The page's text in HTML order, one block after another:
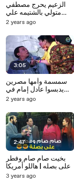
الزعيم يحرج مصطفي
متولي بالشتيمه علي
المسرح | الزعيم2 years ago
3:05
سمسمة وأمها مصرين
يدبسوا عادل إمام في
الجوازة
2 years ago
2:47
بخيت صام صام وفطر
على بصله | هاللو أمريكا
3 years ago